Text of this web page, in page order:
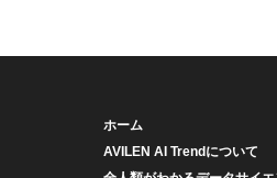
ホーム
AVILEN AI Trendについて